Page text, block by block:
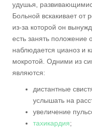
удушья,
Больной вскакивает от
из-за которой он
есть занять положение
наблюдается цианоз и
мокротой. Одними из
являются:
дистантные
услышать на
увеличение
тахикардия;